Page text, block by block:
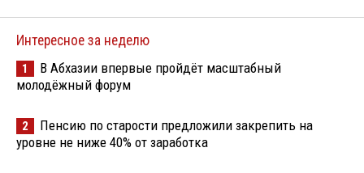
Интересное за неделю
1
В Абхазии впервые пройдёт масштабный
молодёжный форум
2
Пенсию по старости предложили закрепить на
уровне не ниже 40% от заработка